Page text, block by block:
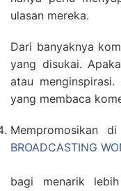
ulasan mereka.
Dari banyaknya
yang disukai.
atau
yang membaca
Mempromosikan
BROADCASTING
bagi menarik